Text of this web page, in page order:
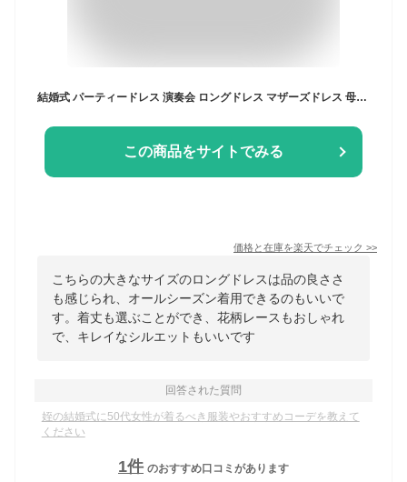
この商品をサイトでみる
価格と在庫を楽天でチェック >>
こちらの大きなサイズのロングドレスは品の良ささ
も感じられ、オールシーズン着用できるのもいいで
す。着丈も選ぶことができ、花柄レースもおしゃれ
で、キレイなシルエットもいいです
回答された質問
姪の結婚式に50代女性が着るべき服装やおすすめコーデを教えて
ください
1件 のおすすめ口コミがあります